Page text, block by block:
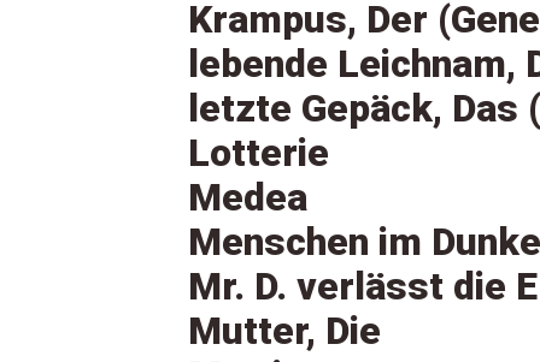
Krampus, Der
lebende Leichnam,
letzte Gepäck, Das
Lotterie
Medea
Menschen im
Mr. D. verlässt die
Mutter, Die